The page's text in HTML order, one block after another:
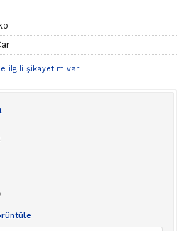
ilgili şikayetim var